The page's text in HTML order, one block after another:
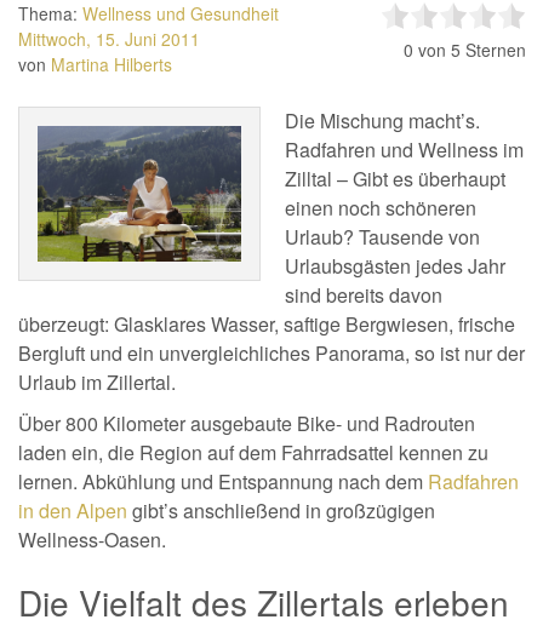
Thema: Wellness und Gesundheit
Mittwoch, 15. Juni 2011
von Martina Hilberts
0 von 5 Sternen
Die Mischung macht’s.
Radfahren und Wellness im
Zilltal – Gibt es überhaupt
einen noch schöneren
Urlaub? Tausende von
Urlaubsgästen jedes Jahr
sind bereits davon
überzeugt: Glasklares Wasser, saftige Bergwiesen, frische
Bergluft und ein unvergleichliches Panorama, so ist nur der
Urlaub im Zillertal.
Über 800 Kilometer ausgebaute Bike- und Radrouten
laden ein, die Region auf dem Fahrradsattel kennen zu
lernen. Abkühlung und Entspannung nach dem Radfahren
in den Alpen gibt’s anschließend in großzügigen
Wellness-Oasen.
Die Vielfalt des Zillertals erleben